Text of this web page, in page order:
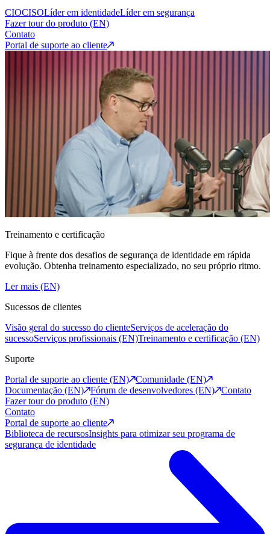
CIOCISOLíder em identidadeLíder em segurança
Fazer tour do produto (EN)
Contato
Portal de suporte ao cliente
Treinamento e certificação
Fique à frente dos desafios de segurança de identidade em rápida
evolução. Obtenha treinamento especializado, no seu próprio ritmo.
Ler mais (EN)
Sucessos de clientes
Visão geral do sucesso do clienteServiços de aceleração do
sucessoServiços profissionais (EN)Treinamento e certificação (EN)
Suporte
Portal de suporte ao cliente (EN)
Comunidade (EN)
Documentação (EN)
Fórum de desenvolvedores (EN)
Contato
Fazer tour do produto (EN)
Contato
Portal de suporte ao cliente
Biblioteca de recursosInsights para otimizar seu programa de
segurança de identidade